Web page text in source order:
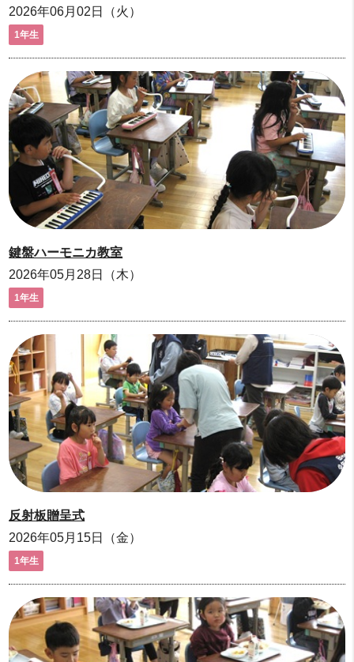
2026年06月02日（火）
1年生
鍵盤ハーモニカ教室
2026年05月28日（木）
1年生
反射板贈呈式
2026年05月15日（金）
1年生